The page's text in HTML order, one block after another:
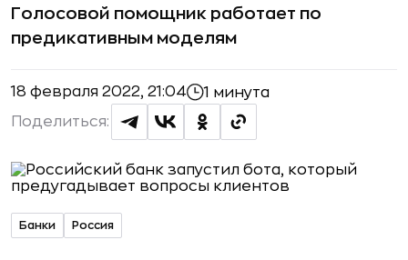
Голосовой помощник работает по
предикативным моделям
18 февраля 2022, 21:04 1 минута
Поделиться:
Банки Россия